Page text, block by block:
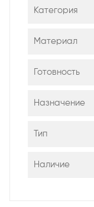
Категория
Материал
Готовность
Назначение
Тип
Наличие